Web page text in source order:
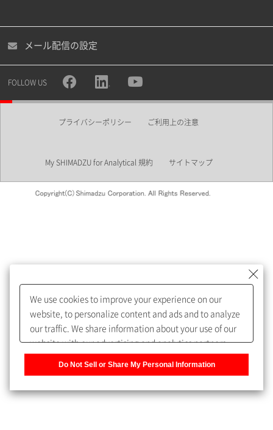
所属部署
めします。
My SHIMADZU for Analyticalへ登録いただくと、技術情報や
取扱説明書・Webinarなどの閲覧ができます。
うになります。
メール配信の設定
FOLLOW US
プライバシーポリシー ご利用上の注意
My SHIMADZU for Analytical 規約 サイトマップ
We use cookies to improve your experience on our
website, to personalize content and ads and to analyze
our traffic. We share information about your use of our
website with our advertising and analytics partners,
Do Not Sell or Share My Personal Information